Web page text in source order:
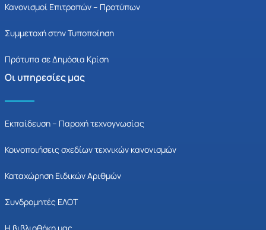
Κανονισμοί Επιτροπών – Προτύπων
Συμμετοχή στην Τυποποίηση
Πρότυπα σε Δημόσια Κρίση
Οι υπηρεσίες μας
Εκπαίδευση – Παροχή τεχνογνωσίας
Κοινοποιήσεις σχεδίων τεχνικών κανονισμών
Καταχώρηση Ειδικών Αριθμών
Συνδρομητές ΕΛΟΤ